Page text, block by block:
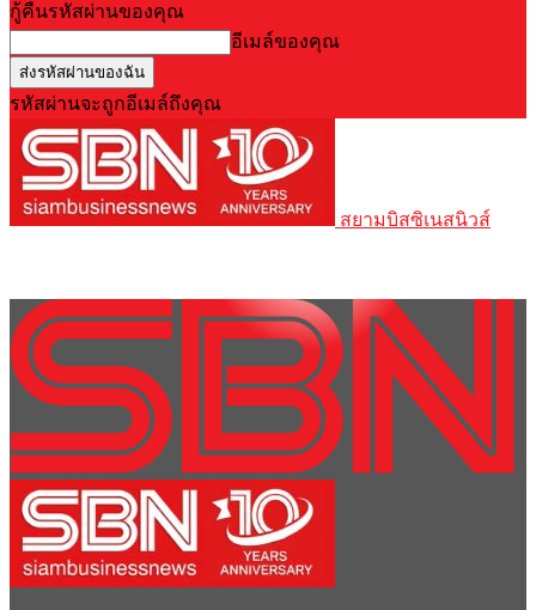
กู้คืนรหัสผ่านของคุณ
อีเมล์ของคุณ
รหัสผ่านจะถูกอีเมล์ถึงคุณ
สยามบิสซิเนสนิวส์